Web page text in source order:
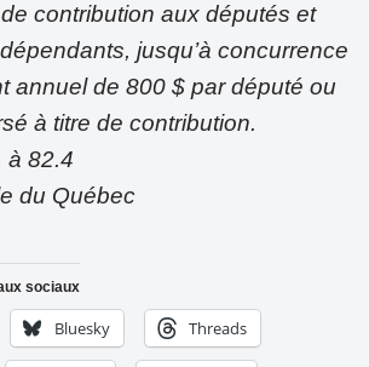
contribution aux députés et
jusqu’à concurrence
annuel de 800 $ par député ou
à titre de contribution.
à 82.4
du Québec
sociaux
Bluesky Threads